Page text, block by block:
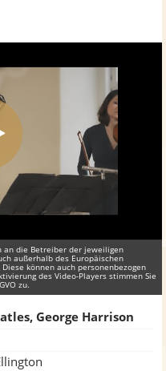
an die Betreiber der jeweiligen
außerhalb des Europäischen
können auch personenbezogen
des Video-Players stimmen Sie
zu.
George Harrison